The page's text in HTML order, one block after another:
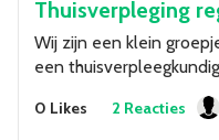
Thuisverpleging
Wij zijn een klein
een
0 Likes 2 Reacties